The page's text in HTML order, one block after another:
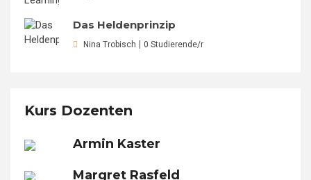
Das Heldenprinzip
Nina Trobisch 0 Studierende/r
Kurs Dozenten
Armin Kaster
Margret Rasfeld